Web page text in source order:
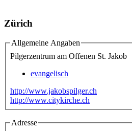
Zürich
Allgemeine Angaben
Pilgerzentrum am Offenen St. Jakob
evangelisch
http://www.jakobspilger.ch
http://www.citykirche.ch
Adresse